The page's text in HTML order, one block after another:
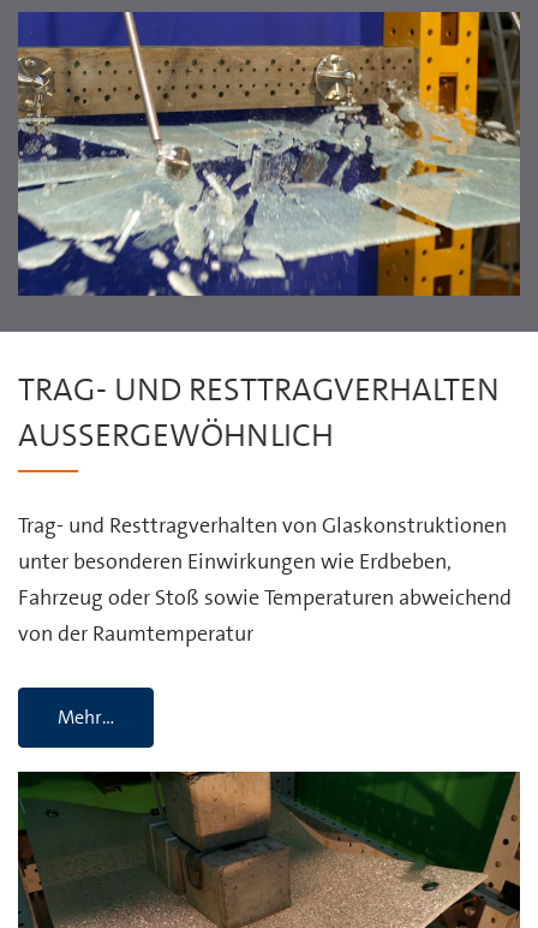
TRAG- UND RESTTRAGVERHALTEN
AUSSERGEWÖHNLICH
Trag- und Resttragverhalten von Glaskonstruktionen
unter besonderen Einwirkungen wie Erdbeben,
Fahrzeug oder Stoß sowie Temperaturen abweichend
von der Raumtemperatur
Mehr…